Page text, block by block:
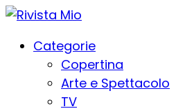
Categorie
Copertina
Arte e Spettacolo
TV